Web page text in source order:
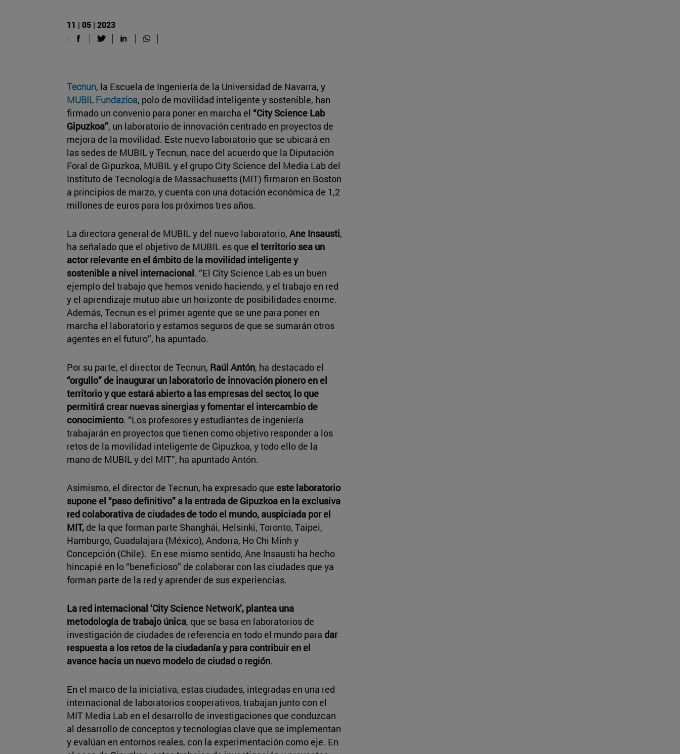
11 | 05 | 2023
Tecnun, la Escuela de Ingeniería de la Universidad de Navarra, y
MUBIL Fundazioa, polo de movilidad inteligente y sostenible, han
firmado un convenio para poner en marcha el “City Science Lab
Gipuzkoa”, un laboratorio de innovación centrado en proyectos de
mejora de la movilidad. Este nuevo laboratorio que se ubicará en
las sedes de MUBIL y Tecnun, nace del acuerdo que la Diputación
Foral de Gipuzkoa, MUBIL y el grupo City Science del Media Lab del
Instituto de Tecnología de Massachusetts (MIT) firmaron en Boston
a principios de marzo, y cuenta con una dotación económica de 1,2
millones de euros para los próximos tres años.
La directora general de MUBIL y del nuevo laboratorio, Ane Insausti,
ha señalado que el objetivo de MUBIL es que el territorio sea un
actor relevante en el ámbito de la movilidad inteligente y
sostenible a nivel internacional. “El City Science Lab es un buen
ejemplo del trabajo que hemos venido haciendo, y el trabajo en red
y el aprendizaje mutuo abre un horizonte de posibilidades enorme.
Además, Tecnun es el primer agente que se une para poner en
marcha el laboratorio y estamos seguros de que se sumarán otros
agentes en el futuro”, ha apuntado.
Por su parte, el director de Tecnun, Raúl Antón, ha destacado el
“orgullo” de inaugurar un laboratorio de innovación pionero en el
territorio y que estará abierto a las empresas del sector, lo que
permitirá crear nuevas sinergias y fomentar el intercambio de
conocimiento. “Los profesores y estudiantes de ingeniería
trabajarán en proyectos que tienen como objetivo responder a los
retos de la movilidad inteligente de Gipuzkoa, y todo ello de la
mano de MUBIL y del MIT”, ha apuntado Antón.
Asimismo, el director de Tecnun, ha expresado que este laboratorio
supone el “paso definitivo” a la entrada de Gipuzkoa en la exclusiva
red colaborativa de ciudades de todo el mundo, auspiciada por el
MIT, de la que forman parte Shanghái, Helsinki, Toronto, Taipei,
Hamburgo, Guadalajara (México), Andorra, Ho Chi Minh y
Concepción (Chile). En ese mismo sentido, Ane Insausti ha hecho
hincapié en lo “beneficioso” de colaborar con las ciudades que ya
forman parte de la red y aprender de sus experiencias.
La red internacional ‘City Science Network’, plantea una
metodología de trabajo única, que se basa en laboratorios de
investigación de ciudades de referencia en todo el mundo para dar
respuesta a los retos de la ciudadanía y para contribuir en el
avance hacia un nuevo modelo de ciudad o región.
En el marco de la iniciativa, estas ciudades, integradas en una red
internacional de laboratorios cooperativos, trabajan junto con el
MIT Media Lab en el desarrollo de investigaciones que conduzcan
al desarrollo de conceptos y tecnologías clave que se implementan
y evalúan en entornos reales, con la experimentación como eje. En